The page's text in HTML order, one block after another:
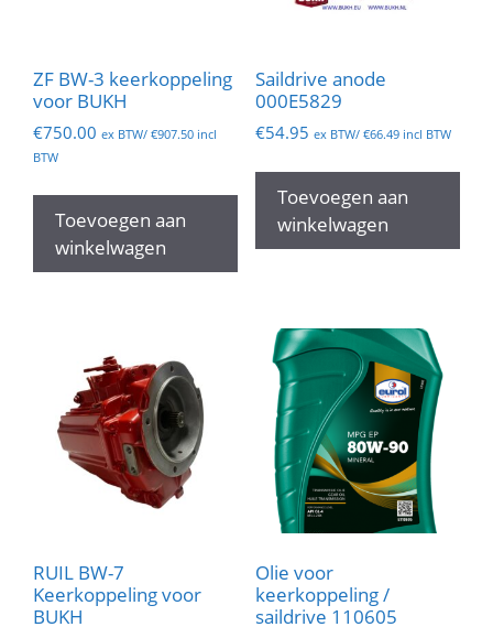
ZF BW-3 keerkoppeling
voor BUKH
€750.00 ex BTW/ €907.50 incl
BTW
Toevoegen aan
winkelwagen
Saildrive anode
000E5829
€54.95 ex BTW/ €66.49incl BTW
Toevoegen aan
winkelwagen
RUIL BW-7
Keerkoppeling voor
BUKH
Olie voor
keerkoppeling /
saildrive 110605